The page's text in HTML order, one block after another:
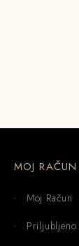
MOJ RAČUN
Moj Račun
Priljubljeno